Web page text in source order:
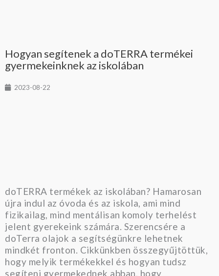
Hogyan segítenek a doTERRA termékei
gyermekeinknek az iskolában
2023-08-22
doTERRA termékek az iskolában? Hamarosan
újra indul az óvoda és az iskola, ami mind
fizikailag, mind mentálisan komoly terhelést
jelent gyerekeink számára. Szerencsére a
doTerra olajok a segítségünkre lehetnek
mindkét fronton. Cikkünkben összegyűjtöttük,
hogy melyik termékekkel és hogyan tudsz
segíteni gyermekednek abban, hogy